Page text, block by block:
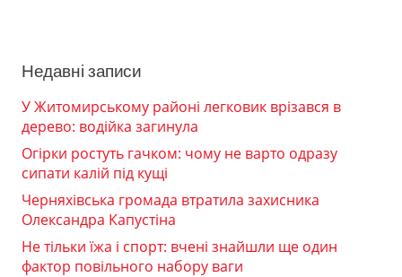
Недавні записи
У Житомирському районі легковик врізався в
дерево: водійка загинула
Огірки ростуть гачком: чому не варто одразу
сипати калій під кущі
Черняхівська громада втратила захисника
Олександра Капустіна
Не тільки їжа і спорт: вчені знайшли ще один
фактор повільного набору ваги